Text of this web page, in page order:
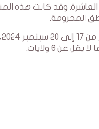
وقد كانت هذه
المحرومة.
عن 6 ولايات.